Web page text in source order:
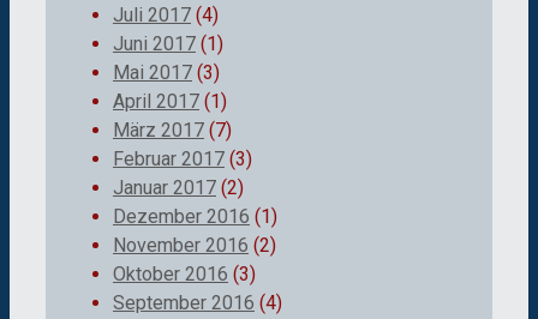
Juli 2017 (4)
Juni 2017 (1)
Mai 2017 (3)
April 2017 (1)
März 2017 (7)
Februar 2017 (3)
Januar 2017 (2)
Dezember 2016 (1)
November 2016 (2)
Oktober 2016 (3)
September 2016 (4)